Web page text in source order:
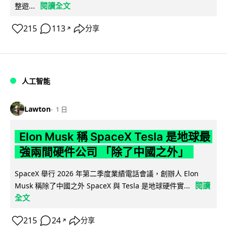
整遊...
閱讀全文
215 113 ↗ 分享
人工智能
Lawton 1 日
Elon Musk 稱 SpaceX Tesla 是地球最
強兩間硬件公司 「除了中國之外」
SpaceX 舉行 2026 年第二季度業績電話會議，創辦人 Elon
Musk 稱除了中國之外 SpaceX 與 Tesla 是地球硬件實...
閱讀
全文
215 24 ↗ 分享